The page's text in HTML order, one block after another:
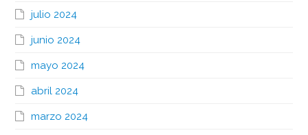
julio 2024
junio 2024
mayo 2024
abril 2024
marzo 2024